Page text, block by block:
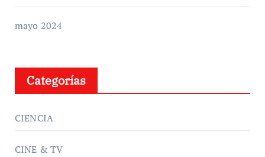
mayo 2024
Categorías
CIENCIA
CINE & TV